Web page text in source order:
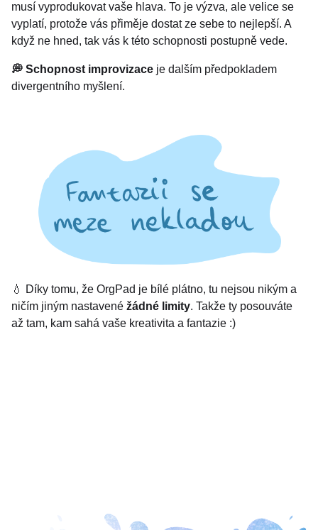
musí vyprodukovat vaše hlava. To je výzva, ale velice se
vyplatí, protože vás přiměje dostat ze sebe to nejlepší. A
když ne hned, tak vás k této schopnosti postupně vede.
💭 Schopnost improvizace je dalším předpokladem
divergentního myšlení.
💧 Díky tomu, že OrgPad je bílé plátno, tu nejsou nikým a
ničím jiným nastavené žádné limity. Takže ty posouváte
až tam, kam sahá vaše kreativita a fantazie :)